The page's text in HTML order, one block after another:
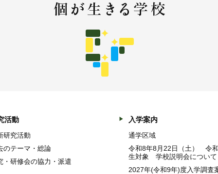
活動
研究活動
のテーマ・総論
・研修会の協力・派遣
入学案内
通学区域
令和8年8月22日（土） 令
生対象 学校説明会について
2027年(令和9年)度入学調査